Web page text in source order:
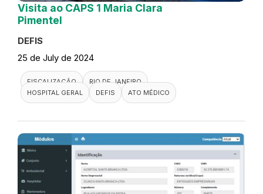
Visita ao CAPS 1 Maria Clara
Pimentel
DEFIS
25 de July de 2024
FISCALIZAÇÃO
RIO DE JANEIRO
HOSPITAL GERAL
DEFIS ATO MÉDICO